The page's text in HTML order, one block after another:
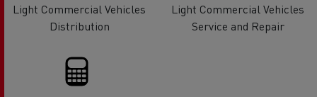
Light Commercial Vehicles
Distribution
Light Commercial Vehicles
Service and Repair